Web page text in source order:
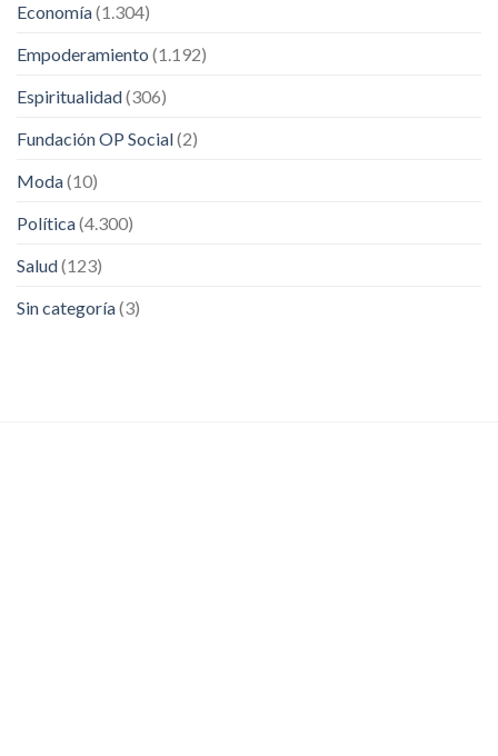
Economía(1.304)
Empoderamiento (1.192)
Espiritualidad(306)
Fundación OP Social(2)
Moda(10)
Política(4.300)
Salud(123)
Sin categoría(3)